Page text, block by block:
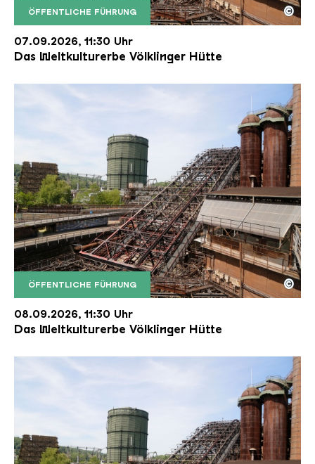
ÖFFENTLICHE FÜHRUNG
Der Erzschrägaufzug der Völklinger Hütte mit
Copyright: Weltkulturerbe Völklinger Hütte | Karl
©
07.09.2026, 11:30 Uhr
Das Weltkulturerbe Völklinger Hütte
ÖFFENTLICHE FÜHRUNG
Der Erzschrägaufzug der Völklinger Hütte mit
Copyright: Weltkulturerbe Völklinger Hütte | Karl
©
08.09.2026, 11:30 Uhr
Das Weltkulturerbe Völklinger Hütte